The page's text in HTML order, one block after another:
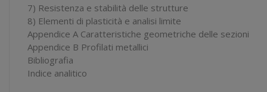
7) Resistenza e stabilità delle strutture
8) Elementi di plasticità e analisi limite
Appendice A Caratteristiche geometriche delle sezioni
Appendice B Profilati metallici
Bibliografia
Indice analitico